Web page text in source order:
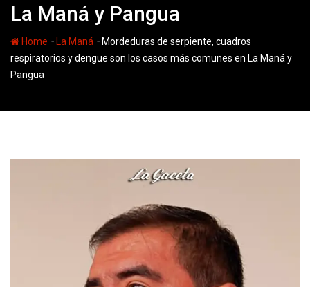
La Maná y Pangua
Home - La Maná - Mordeduras de serpiente, cuadros
respiratorios y dengue son los casos más comunes en La Maná y
Pangua